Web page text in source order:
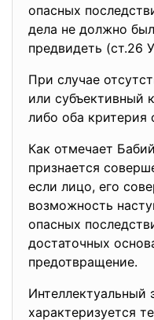
опасных
дела не должно
предвидеть (ст.26
При случае
или субъективный
либо оба критерия
Как отмечает
признается
если лицо, его
возможность
опасных
достаточных
предотвращение.
Интеллектуальный
характеризуется